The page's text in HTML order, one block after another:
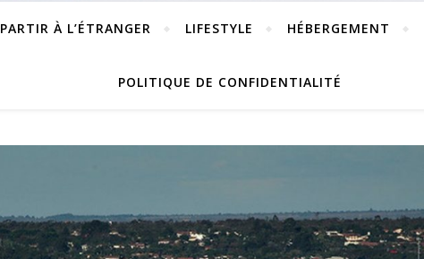
PARTIR À L’ÉTRANGER LIFESTYLE HÉBERGEMENT
POLITIQUE DE CONFIDENTIALITÉ